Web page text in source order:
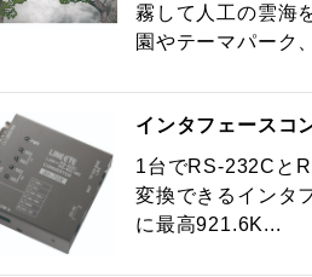
霧して人工の雲海
園やテーマパーク
インタフェースコ
1台でRS-232Cと
変換できるインタ
に最高921.6K...